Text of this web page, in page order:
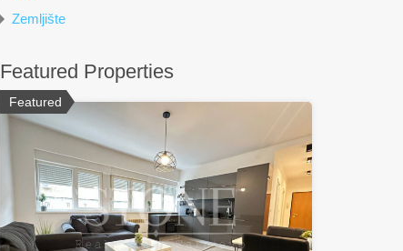
Zemljište
Featured Properties
Featured